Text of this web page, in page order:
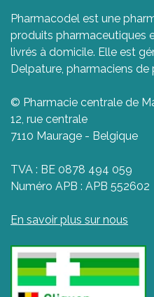
Pharmacodel est une
produits pharmaceutiques
livrés à domicile. Elle est
Delpature, pharmaciens de
© Pharmacie centrale de
12, rue centrale
7110 Maurage - Belgique
TVA : BE 0878 494 059
Numéro APB : APB 552602
En savoir plus sur nous